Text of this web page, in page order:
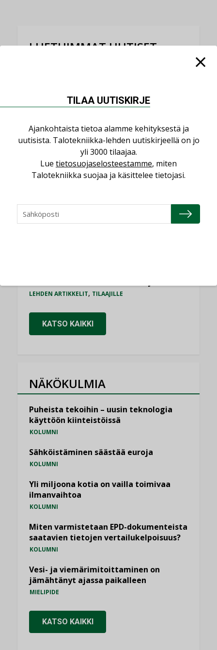
LUETUIMMAT UUTISET
LEHDEN ARTIKKELIT
”Asiakkaat hakevat kumppaneita, jotka
yhdistävät useita teknisiä osaamisalueita
saman katon alle”
AJANKOHTAISTA
, ,
LEHDEN ARTIKKELIT, TILAAJILLE
KATSO KAIKKI
NÄKÖKULMIA
Puheista tekoihin – uusin teknologia
käyttöön kiinteistöissä
KOLUMNI
Sähköistäminen säästää euroja
KOLUMNI
Yli miljoona kotia on vailla toimivaa
ilmanvaihtoa
KOLUMNI
Miten varmistetaan EPD-dokumenteista
saatavien tietojen vertailukelpoisuus?
KOLUMNI
Vesi- ja viemärimitoittaminen on
jämähtänyt ajassa paikalleen
MIELIPIDE
KATSO KAIKKI
TILAA UUTISKIRJE
Ajankohtaista tietoa alamme kehityksestä ja
uutisista. Talotekniikka-lehden uutiskirjeellä on jo
yli 3000 tilaajaa.
Lue tietosuojaselosteestamme, miten
Talotekniikka suojaa ja käsittelee tietojasi.